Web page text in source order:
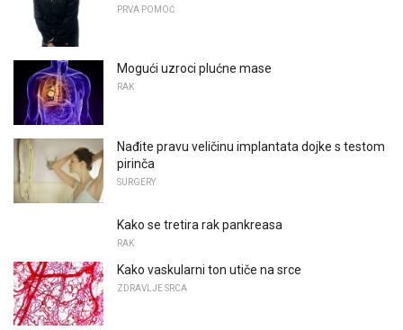
PRVA POMOĆ
Mogući uzroci plućne mase
RAK
Nađite pravu veličinu implantata dojke s testom
pirinča
SURGERY
Kako se tretira rak pankreasa
RAK
Kako vaskularni ton utiče na srce
ZDRAVLJE SRCA